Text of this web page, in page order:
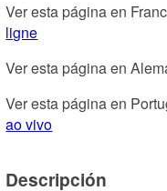
Ver esta página en
ligne
Ver esta página en
Ver esta página en
ao vivo
Descripción